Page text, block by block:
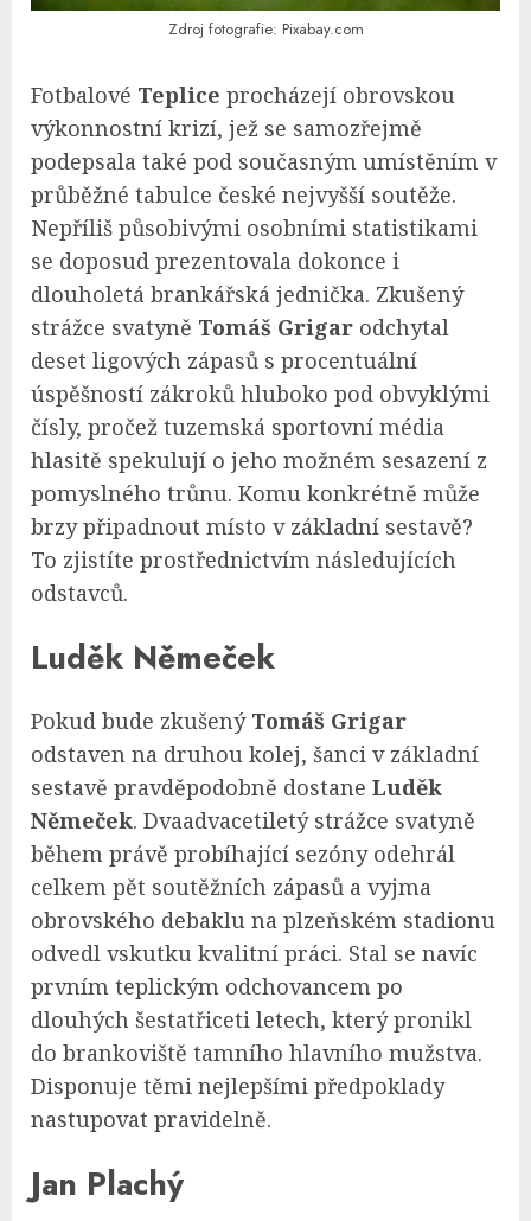
Zdroj fotografie: Pixabay.com
Fotbalové Teplice procházejí obrovskou
výkonnostní krizí, jež se samozřejmě
podepsala také pod současným umístěním v
průběžné tabulce české nejvyšší soutěže.
Nepříliš působivými osobními statistikami
se doposud prezentovala dokonce i
dlouholetá brankářská jednička. Zkušený
strážce svatyně Tomáš Grigar odchytal
deset ligových zápasů s procentuální
úspěšností zákroků hluboko pod obvyklými
čísly, pročež tuzemská sportovní média
hlasitě spekulují o jeho možném sesazení z
pomyslného trůnu. Komu konkrétně může
brzy připadnout místo v základní sestavě?
To zjistíte prostřednictvím následujících
odstavců.
Luděk Němeček
Pokud bude zkušený Tomáš Grigar
odstaven na druhou kolej, šanci v základní
sestavě pravděpodobně dostane Luděk
Němeček. Dvaadvacetiletý strážce svatyně
během právě probíhající sezóny odehrál
celkem pět soutěžních zápasů a vyjma
obrovského debaklu na plzeňském stadionu
odvedl vskutku kvalitní práci. Stal se navíc
prvním teplickým odchovancem po
dlouhých šestatřiceti letech, který pronikl
do brankoviště tamního hlavního mužstva.
Disponuje těmi nejlepšími předpoklady
nastupovat pravidelně.
Jan Plachý